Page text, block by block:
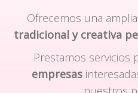
Ofrecemos una
tradicional y creativa
Prestamos servicios
empresas